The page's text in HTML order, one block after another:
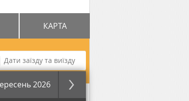
та велосипеди (лише
Послуги по
вокзалу. До пляжу
КАРТА
2026